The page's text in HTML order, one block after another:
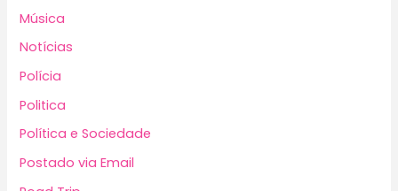
Música
Notícias
Polícia
Politica
Política e Sociedade
Postado via Email